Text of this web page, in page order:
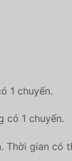
1 chuyến.
có 1 chuyến.
gian có